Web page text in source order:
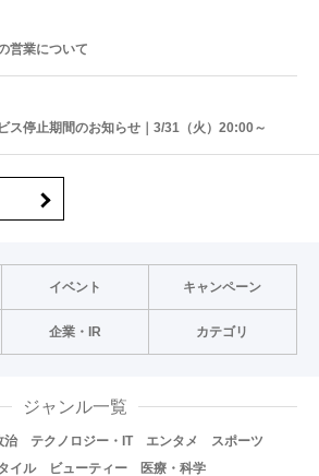
営業について
ス停止期間のお知らせ｜3/31（火）20:00～
イベント キャンペーン
企業・IR カテゴリ
ジャンル一覧
治 テクノロジー・IT エンタメ
スポーツ
イル
ビューティー 医療・科学